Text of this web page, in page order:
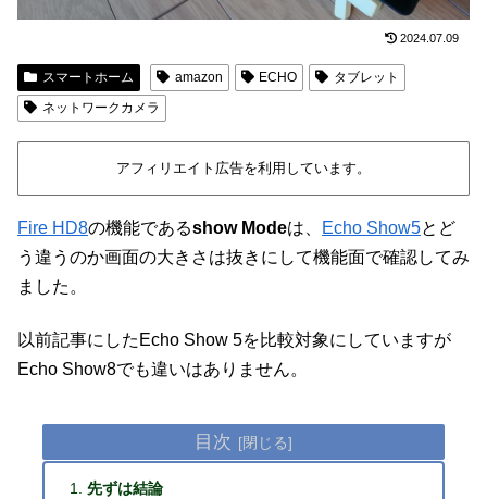
2024.07.09
スマートホーム amazon ECHO
タブレット
ネットワークカメラ
アフィリエイト広告を利用しています。
Fire HD8の機能であるshow Modeは、 Echo Show5とど
う違うのか画面の大きさは抜きにして機能面で確認してみ
ました。
以前記事にしたEcho Show 5を比較対象にしていますが
Echo Show8でも違いはありません。
目次
先ずは結論